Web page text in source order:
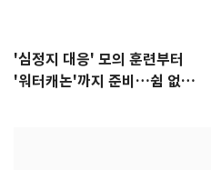
'심정지 대응' 모의 훈련부터
'워터캐논'까지 준비…쉼 없는